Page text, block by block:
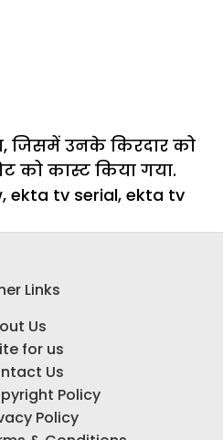
जिसमें उनके किरदार को
को कास्ट किया गया.
, ekta tv serial, ekta tv
Links
Us
for us
Us
Policy
Policy